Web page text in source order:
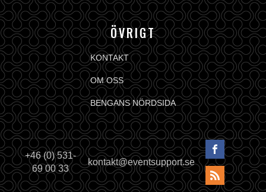
ÖVRIGT
KONTAKT
OM OSS
BENGANS NÖRDSIDA
+46 (0) 531-
69 00 33
kontakt@eventsupport.se